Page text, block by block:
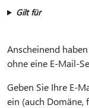
Gilt für
Anscheinend
ohne eine E-Mail-
Geben Sie Ihre E-
ein (auch